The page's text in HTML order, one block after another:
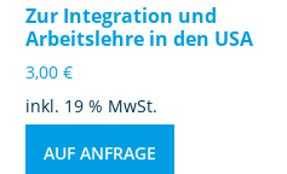
Zur Integration und
Arbeitslehre in den USA
3,00€
inkl. 19 % MwSt.
AUF ANFRAGE